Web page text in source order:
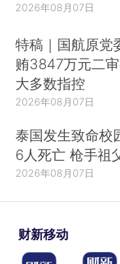
2026年08月07日
特稿｜国航原党
贿3847万元二
大多数指控
2026年08月07日
泰国发生致命校
6人死亡 枪手祖
2026年08月07日
财新移动